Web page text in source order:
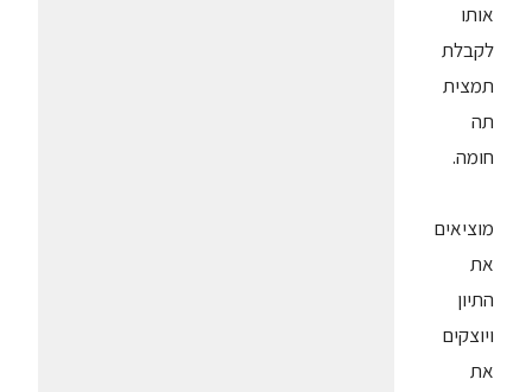
אותו
לקבלת
תמצית
תה
חומה.
מוציאים
את
התיון
ויוצקים
את